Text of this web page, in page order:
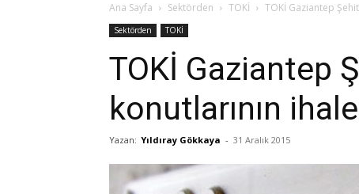
Ana Sayfa Sektörden TOKİ TOKİ Gaziantep
Sektörden TOKİ
TOKİ Gaziantep
konutlarının
Yazan: Yıldıray Gökkaya - 31 Aralık 2015